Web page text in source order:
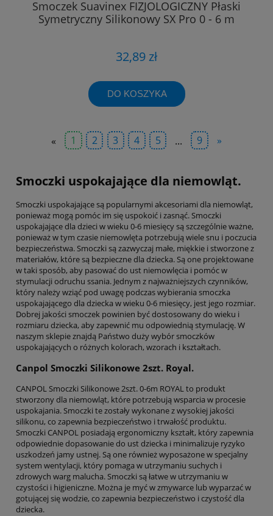
Smoczek Suavinex FIZJOLOGICZNY Płaski
Symetryczny Silikonowy SX Pro 0 - 6 m
32,89 zł
DO KOSZYKA
« 1 2 3 4 5 ... 9 »
Smoczki uspokajające dla niemowląt.
Smoczki uspokajające są popularnymi akcesoriami dla niemowląt,
ponieważ mogą pomóc im się uspokoić i zasnąć. Smoczki
uspokajające dla dzieci w wieku 0-6 miesięcy są szczególnie ważne,
ponieważ w tym czasie niemowlęta potrzebują wiele snu i poczucia
bezpieczeństwa. Smoczki są zazwyczaj małe, miękkie i stworzone z
materiałów, które są bezpieczne dla dziecka. Są one projektowane
w taki sposób, aby pasować do ust niemowlęcia i pomóc w
stymulacji odruchu ssania. Jednym z najważniejszych czynników,
który należy wziąć pod uwagę podczas wybierania smoczka
uspokajającego dla dziecka w wieku 0-6 miesięcy, jest jego rozmiar.
Dobrej jakości smoczek powinien być dostosowany do wieku i
rozmiaru dziecka, aby zapewnić mu odpowiednią stymulację. W
naszym sklepie znajdą Państwo duży wybór smoczków
uspokajających o różnych kolorach, wzorach i kształtach.
Canpol Smoczki Silikonowe 2szt. Royal.
CANPOL Smoczki Silikonowe 2szt. 0-6m ROYAL to produkt
stworzony dla niemowląt, które potrzebują wsparcia w procesie
uspokajania. Smoczki te zostały wykonane z wysokiej jakości
silikonu, co zapewnia bezpieczeństwo i trwałość produktu.
Smoczki CANPOL posiadają ergonomiczny kształt, który zapewnia
odpowiednie dopasowanie do ust dziecka i minimalizuje ryzyko
uszkodzeń jamy ustnej. Są one również wyposażone w specjalny
system wentylacji, który pomaga w utrzymaniu suchych i
zdrowych warg malucha. Smoczki są łatwe w utrzymaniu w
czystości i higieniczne. Można je myć w zmywarce lub wyparzać w
gotującej się wodzie, co zapewnia bezpieczeństwo i czystość dla
dziecka.